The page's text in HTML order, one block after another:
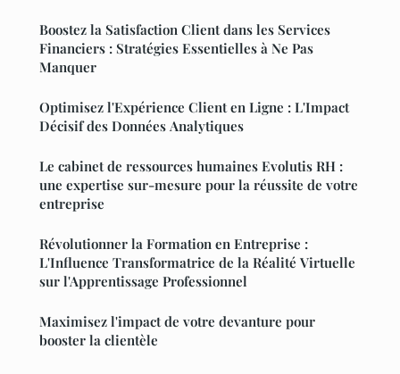
Boostez la Satisfaction Client dans les Services
Financiers : Stratégies Essentielles à Ne Pas
Manquer
Optimisez l'Expérience Client en Ligne : L'Impact
Décisif des Données Analytiques
Le cabinet de ressources humaines Evolutis RH :
une expertise sur-mesure pour la réussite de votre
entreprise
Révolutionner la Formation en Entreprise :
L'Influence Transformatrice de la Réalité Virtuelle
sur l'Apprentissage Professionnel
Maximisez l'impact de votre devanture pour
booster la clientèle